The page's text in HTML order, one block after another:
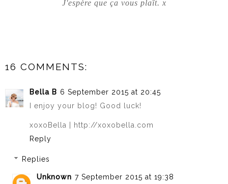
J'espère que ça vous plaît. x
16 COMMENTS:
Bella B 6 September 2015 at 20:45
I enjoy your blog! Good luck!
xoxoBella | http://xoxobella.com
Reply
Replies
Unknown 7 September 2015 at 19:38